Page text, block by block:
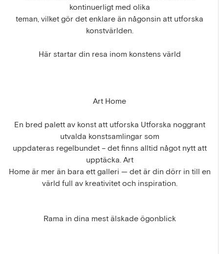
kontinuerligt med olika
teman, vilket gör det enklare än någonsin att utforska
konstvärlden.
Här startar din resa inom konstens värld
Art Home
En bred palett av konst att utforska Utforska noggrant
utvalda konstsamlingar som
uppdateras regelbundet – det finns alltid något nytt att
upptäcka. Art
Home är mer än bara ett galleri — det är din dörr in till en
värld full av kreativitet och inspiration.
Rama in dina mest älskade ögonblick